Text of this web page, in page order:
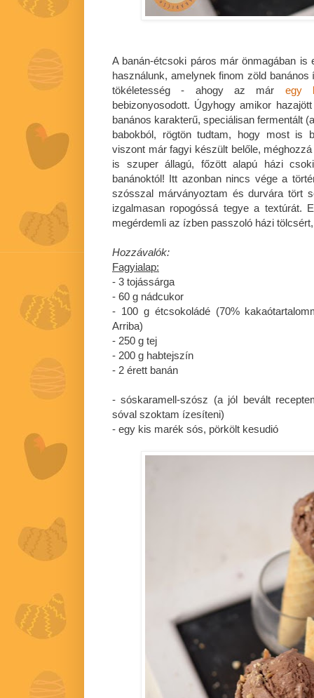
A banán-étcsoki páros már önmagában is
használunk, amelynek finom zöld
tökéletesség - ahogy az már egy
bebizonyosodott. Úgyhogy amikor
banános karakterű, speciálisan fermentált
babokból, rögtön tudtam, hogy most is
viszont már fagyi készült belőle,
is szuper állagú, főzött alapú házi
banánoktól! Itt azonban nincs vége a
szósszal márványoztam és durvára tört
izgalmasan ropogóssá tegye a textúrát.
megérdemli az ízben passzoló házi
Hozzávalók:
Fagyialap:
- 3 tojássárga
- 60 g nádcukor
- 100 g étcsokoládé (70%
Arriba)
- 250 g tej
- 200 g habtejszín
- 2 érett banán
- sóskaramell-szósz (a jól bevált
sóval szoktam ízesíteni)
- egy kis marék sós, pörkölt kesudió